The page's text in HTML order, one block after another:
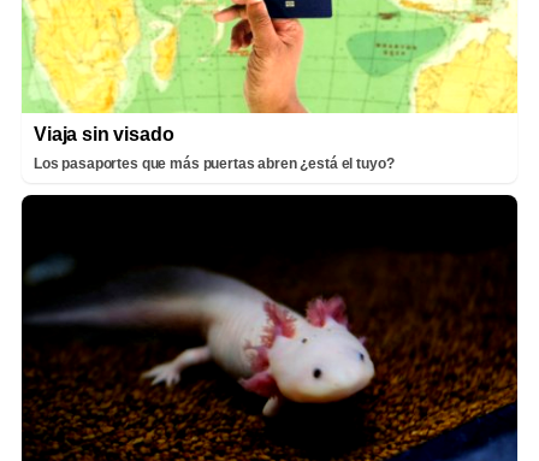
Viaja sin visado
Los pasaportes que más puertas abren ¿está el tuyo?